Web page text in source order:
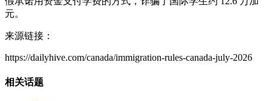
元。
来源链接：
https://dailyhive.com/canada/immigration-rules-canada-july-2026
相关话题